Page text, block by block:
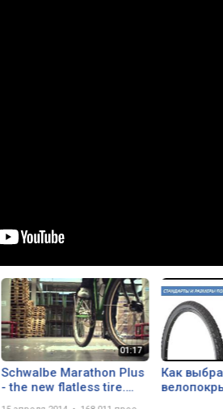
Schwalbe Marathon Plus
- the new flatless tire.
Как